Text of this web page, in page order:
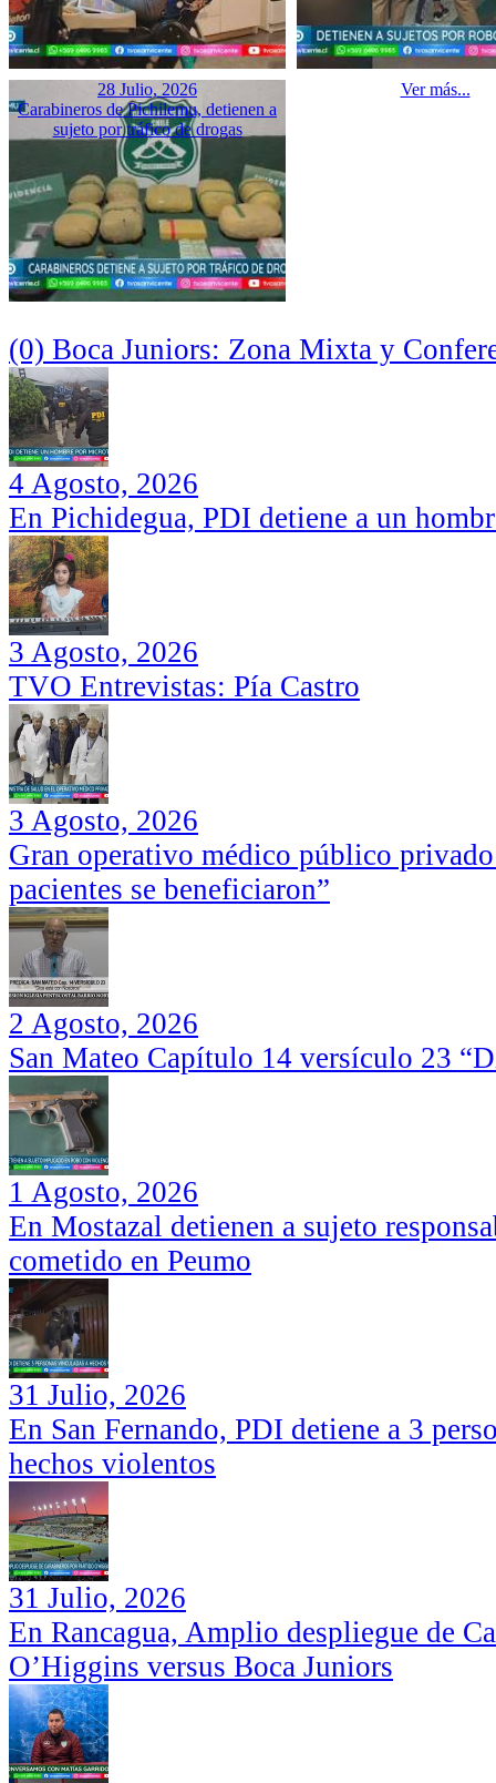
28 Julio, 2026
Carabineros de Pichilemu, detienen a
sujeto por tráfico de drogas
Ver más...
(0) Boca Juniors: Zona Mixta y
4 Agosto, 2026
En Pichidegua, PDI detiene a un
3 Agosto, 2026
TVO Entrevistas: Pía Castro
3 Agosto, 2026
Gran operativo médico público
pacientes se beneficiaron”
2 Agosto, 2026
San Mateo Capítulo 14 versículo 23
1 Agosto, 2026
En Mostazal detienen a sujeto
cometido en Peumo
31 Julio, 2026
En San Fernando, PDI detiene a 3
hechos violentos
31 Julio, 2026
En Rancagua, Amplio despliegue de
O’Higgins versus Boca Juniors